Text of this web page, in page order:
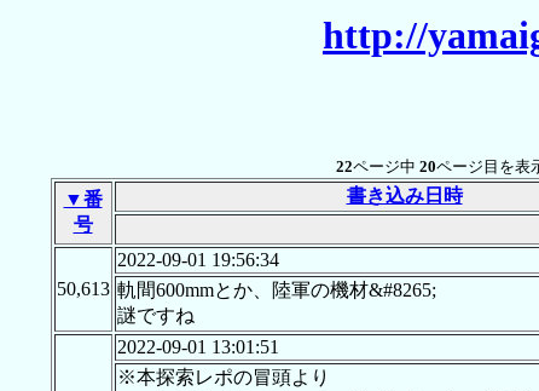
http://
22ページ中 20ページ目を表
▼番
号
書き込み日時
50,613
2022-09-01 19:56:34
軌間600mmとか、陸軍の機材&#8265;
謎ですね
2022-09-01 13:01:51
※本探索レポの冒頭より